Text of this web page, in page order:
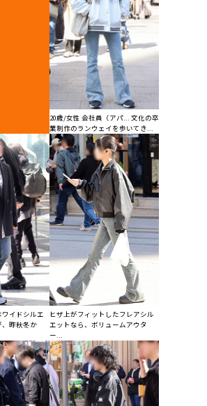
20歳/女性 会社員（アパ... 文化の卒
業制作のランウェイを歩いてき...
イドシルエ
、昨秋冬か
ヒザ上がフィットしたフレアシル
エットなら、ボリュームアウタ
ー...